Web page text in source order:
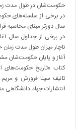
حکومت‌شان در طول مدت
در برخی از سلسله‌های
سال دورتر مبنای محاسبه
در برخی از جداول سال
ناچار میزان طول مدت
آغاز و پایان حکومت‌شان
کتاب «تاریخ حکومت‌های
انتشارات جهاد